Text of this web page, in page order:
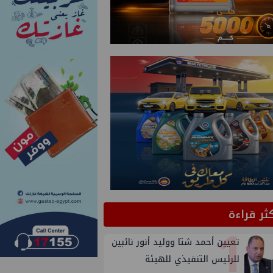
قراءة
تعيين أحمد شتا ووليد أنور نائبين
للرئيس التنفيذي للهيئة